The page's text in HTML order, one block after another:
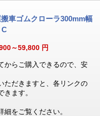
車ゴムクローラ300mm幅
C
～59,800 円
からご購入できるので、安
ただきますと、各リンクの
きます。
をご覧ください。